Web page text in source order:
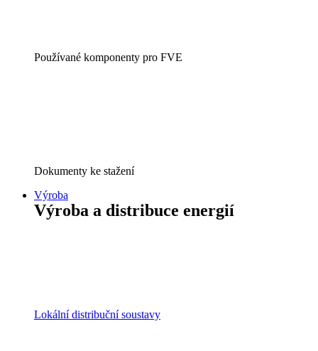
Používané komponenty pro FVE
Dokumenty ke stažení
Výroba
Výroba a distribuce energií
Lokální distribuční soustavy